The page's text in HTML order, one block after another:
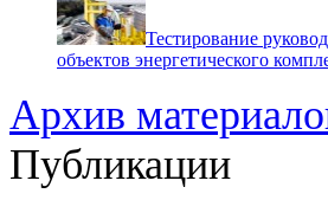
Тестирование
объектов энергетического
Архив
Публикации